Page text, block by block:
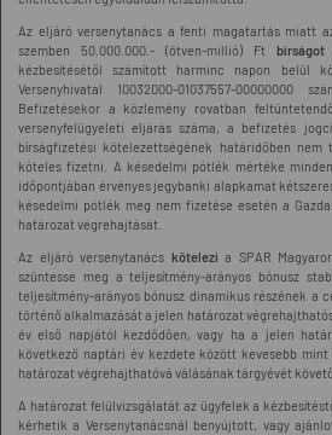
Az eljáró versenytanács a fenti magatartás miatt
szemben 50.000.000.- (ötven-millió) Ft
kézbesítésétől számított harminc napon belül
Versenyhivatal 10032000-01037557-00000000
Befizetésekor a közlemény rovatban
versenyfelügyeleti eljárás száma, a befizetés
bírságfizetési kötelezettségének határidőben
köteles fizetni. A késedelmi pótlék mértéke
időpontjában érvényes jegybanki alapkamat
késedelmi pótlék meg nem fizetése esetén a
határozat végrehajtását.
Az eljáró versenytanács kötelezi a SPAR
szüntesse meg a teljesítmény-arányos bónusz
teljesítmény-arányos bónusz dinamikus részének a
történő alkalmazását a jelen határozat
év első napjától kezdődően, vagy ha a jelen
következő naptári év kezdete között kevesebb
határozat végrehajthatóvá válásának tárgyévét
A határozat felülvizsgálatát az ügyfelek a
kérhetik a Versenytanácsnál benyújtott, vagy